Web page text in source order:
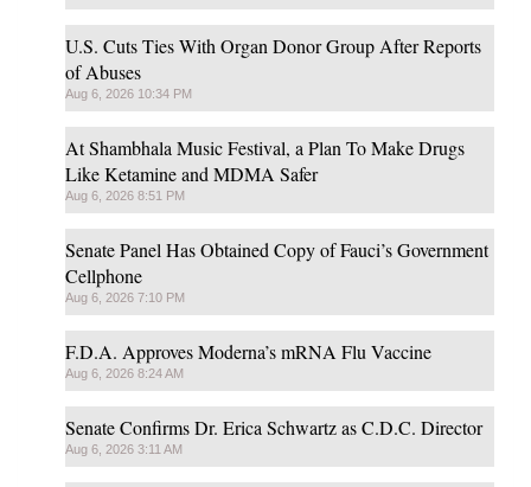
U.S. Cuts Ties With Organ Donor Group After Reports
of Abuses
Aug 6, 2026 10:34 PM
At Shambhala Music Festival, a Plan To Make Drugs
Like Ketamine and MDMA Safer
Aug 6, 2026 8:51 PM
Senate Panel Has Obtained Copy of Fauci’s Government
Cellphone
Aug 6, 2026 7:10 PM
F.D.A. Approves Moderna’s mRNA Flu Vaccine
Aug 6, 2026 8:24 AM
Senate Confirms Dr. Erica Schwartz as C.D.C. Director
Aug 6, 2026 3:11 AM